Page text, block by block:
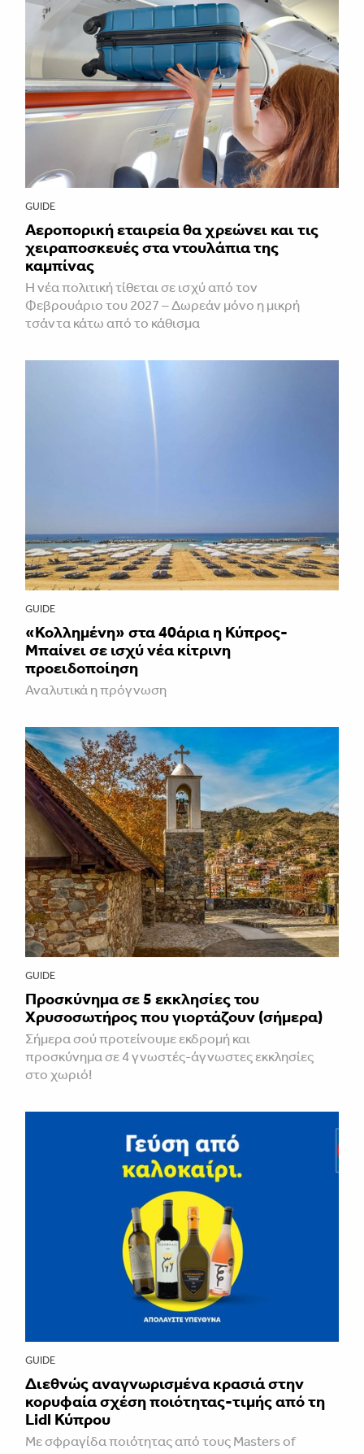
GUIDE
Αεροπορική εταιρεία θα χρεώνει και τις
χειραποσκευές στα ντουλάπια της
καμπίνας
Η νέα πολιτική τίθεται σε ισχύ από τον
Φεβρουάριο του 2027 – Δωρεάν μόνο η μικρή
τσάντα κάτω από το κάθισμα
GUIDE
«Κολλημένη» στα 40άρια η Κύπρος-
Μπαίνει σε ισχύ νέα κίτρινη
προειδοποίηση
Αναλυτικά η πρόγνωση
GUIDE
Προσκύνημα σε 5 εκκλησίες του
Χρυσοσωτήρος που γιορτάζουν (σήμερα)
Σήμερα σού προτείνουμε εκδρομή και
προσκύνημα σε 4 γνωστές-άγνωστες εκκλησίες
στο χωριό!
GUIDE
Διεθνώς αναγνωρισμένα κρασιά στην
κορυφαία σχέση ποιότητας-τιμής από τη
Lidl Κύπρου
Με σφραγίδα ποιότητας από τους Masters of